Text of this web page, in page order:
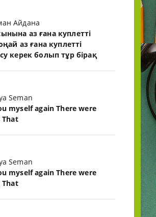
Айдана
аз ғана куплетті
аз ғана куплетті
керек болып тұр бірақ
Seman
myself again There were
Seman
myself again There were